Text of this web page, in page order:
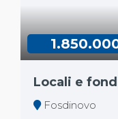
Locali e
Fosdinovo